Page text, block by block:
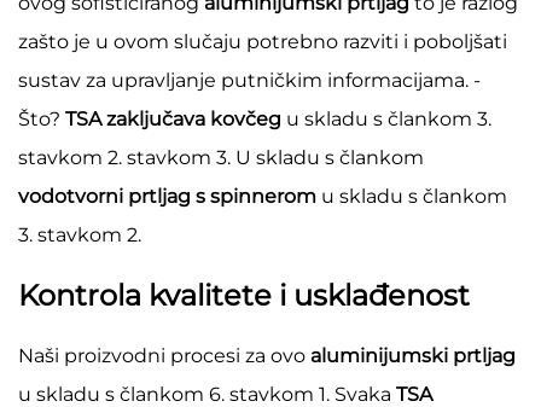
zašto je u ovom slučaju potrebno razviti i poboljšati
sustav za upravljanje putničkim informacijama. -
Što? TSA zaključava kovčeg u skladu s člankom 3.
stavkom 2. stavkom 3. U skladu s člankom
vodotvorni prtljag s spinnerom u skladu s člankom
3. stavkom 2.
Kontrola kvalitete i usklađenost
Naši proizvodni procesi za ovo aluminijumski prtljag
u skladu s člankom 6. stavkom 1. Svaka TSA